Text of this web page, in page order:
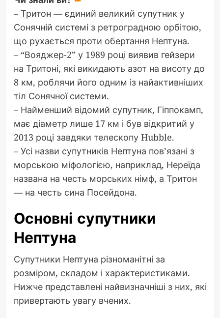
– Тритон — єдиний великий супутник у
Сонячній системі з ретроградною орбітою,
що рухається проти обертання Нептуна.
– “Вояджер-2” у 1989 році виявив гейзери
на Тритоні, які викидають азот на висоту до
8 км, роблячи його одним із найактивніших
тіл Сонячної системи.
– Найменший відомий супутник, Гіппокамп,
має діаметр лише 17 км і був відкритий у
2013 році завдяки телескопу Hubble.
– Усі назви супутників Нептуна пов’язані з
морською міфологією, наприклад, Нереїда
названа на честь морських німф, а Тритон
— на честь сина Посейдона.
Основні супутники
Нептуна
Супутники Нептуна різноманітні за
розміром, складом і характеристиками.
Нижче представлені найвизначніші з них, які
привертають увагу вчених.